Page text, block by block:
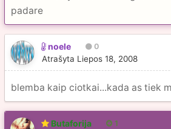
padare
noele 0
Atrašyta Liepos 18, 2008
blemba kaip ciotkai...kada as tiek
Butaforija 1